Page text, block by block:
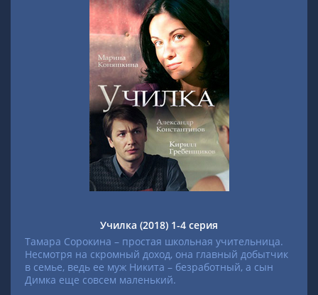
Училка (2018) 1-4 серия
Тамара Сорокина – простая школьная учительница.
Несмотря на скромный доход, она главный добытчик
в семье, ведь ее муж Никита – безработный, а сын
Димка еще совсем маленький.